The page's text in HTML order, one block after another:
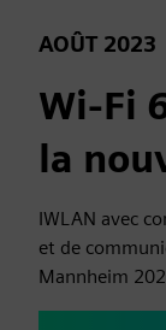
AOÛT 2023
Wi-Fi
la
IWLAN avec
et de
Mannheim